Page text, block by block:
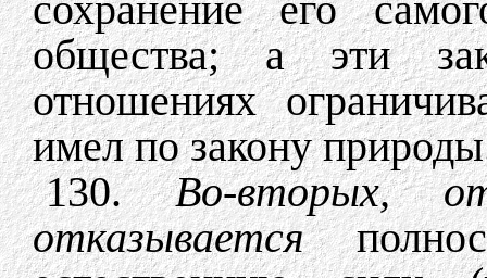
общества; а эти
отношениях
имел по закону
130.Во-вторых,
отказывается